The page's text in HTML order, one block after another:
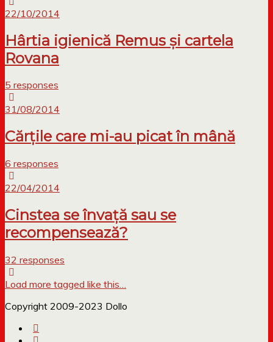
22/10/2014
Hârtia igienică Remus și cartela
Rovana
5 responses
31/08/2014
Cărțile care mi-au picat în mână
6 responses
22/04/2014
Cinstea se învață sau se
recompensează?
32 responses
Load more tagged like this…
Copyright 2009-2023 Dollo